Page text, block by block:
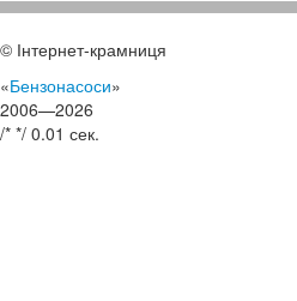
© Інтернет-крамниця
«Бензонасоси»
2006—2026
/* */ 0.01 сек.